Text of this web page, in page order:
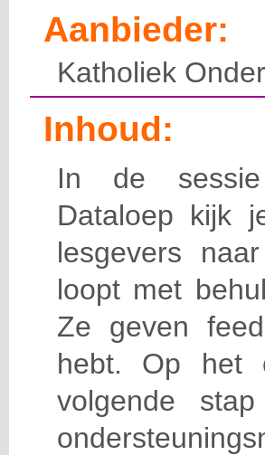
Aanbieder:
Katholiek
Inhoud:
In de sessie
Dataloep kijk
lesgevers
loopt met
Ze geven
hebt. Op het
volgende